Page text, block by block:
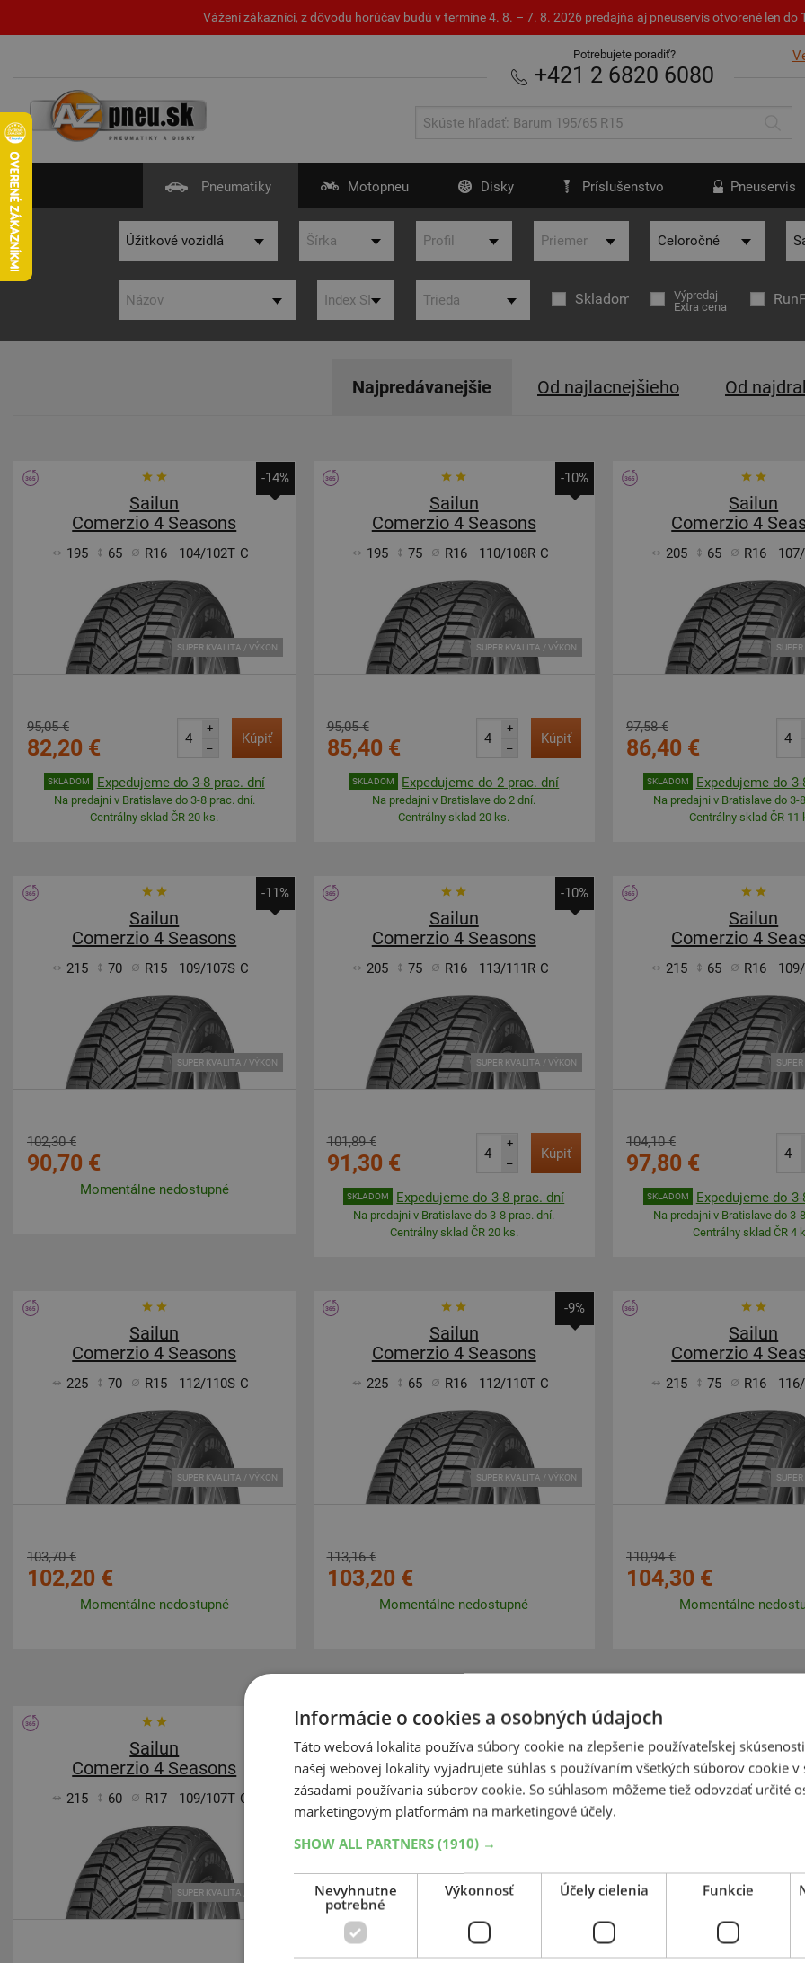
Vážení zákazníci, z dôvodu horúčav budú v termíne 4. 8. – 7. 8. 2026 predajňa aj pneuservis otvorené len do
Potrebujete poradiť?
+421 2 6820 6080
Pneumatiky Motopneu Disky Príslušenstvo Pneuservis
Skladom
Výpredaj
Extra cena
Najpredávanejšie Od najlacnejšieho Od
-14%
Sailun
Comerzio 4 Seasons
195 65 R16 104/102T C
SUPER KVALITA / VÝKON
95,05 €
82,20 €
+
–
Kúpiť
SKLADOM Expedujeme do 3-8 prac. dní
Na predajni v Bratislave do 3-8 prac. dní.
Centrálny sklad ČR 20 ks.
-10%
Sailun
Comerzio 4 Seasons
195 75 R16 110/108R C
SUPER KVALITA / VÝKON
95,05 €
85,40 €
+
–
Kúpiť
SKLADOM Expedujeme do 2 prac. dní
Na predajni v Bratislave do 2 dní.
Centrálny sklad 20 ks.
Sailun
Comerzio 4
205 65 R16
97,58 €
86,40 €
SKLADOM Expedujeme do
Na predajni v Bratislave do 3-
Centrálny sklad ČR 11
-11%
Sailun
Comerzio 4 Seasons
215 70 R15 109/107S C
SUPER KVALITA / VÝKON
102,30 €
90,70 €
Momentálne nedostupné
-10%
Sailun
Comerzio 4 Seasons
205 75 R16 113/111R C
SUPER KVALITA / VÝKON
101,89 €
91,30 €
+
–
Kúpiť
SKLADOM Expedujeme do 3-8 prac. dní
Na predajni v Bratislave do 3-8 prac. dní.
Centrálny sklad ČR 20 ks.
Sailun
Comerzio 4
215 65 R16
104,10 €
97,80 €
SKLADOM Expedujeme do
Na predajni v Bratislave do 3-
Centrálny sklad ČR 4
Sailun
Comerzio 4 Seasons
225 70 R15 112/110S C
SUPER KVALITA / VÝKON
103,70 €
102,20 €
Momentálne nedostupné
-9%
Sailun
Comerzio 4 Seasons
225 65 R16 112/110T C
SUPER KVALITA / VÝKON
113,16 €
103,20 €
Momentálne nedostupné
Sailun
Comerzio 4
215 75 R16
110,94 €
104,30 €
Momentálne
Sailun
Comerzio 4 Seasons
215 60 R17 109/107T C
SUPER KVALITA / VÝKON
Sailun
Comerzio 4 Seasons
225 75 R16 121/120R C
SUPER KVALITA / VÝKON
Sailun
Comerzio 4
195 60 R16
Informácie o cookies a osobných údajoch
Táto webová lokalita používa súbory cookie na zlepšenie používateľskej
našej webovej lokality vyjadrujete súhlas s používaním všetkých súborov cookie v
zásadami používania súborov cookie. So súhlasom môžeme tiež odovzdať určité
marketingovým platformám na marketingové účely.
SHOW ALL PARTNERS (1910) →
Nevyhnutne
potrebné
Výkonnosť Účely cielenia Funkcie